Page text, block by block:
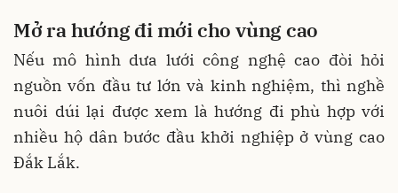
Mở ra hướng đi mới cho vùng cao
Nếu mô hình dưa lưới công nghệ cao đòi hỏi
nguồn vốn đầu tư lớn và kinh nghiệm, thì nghề
nuôi dúi lại được xem là hướng đi phù hợp với
nhiều hộ dân bước đầu khởi nghiệp ở vùng cao
Đắk Lắk.